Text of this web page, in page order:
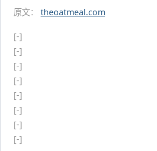
原文： theoatmeal.com
[-]
[-]
[-]
[-]
[-]
[-]
[-]
[-]